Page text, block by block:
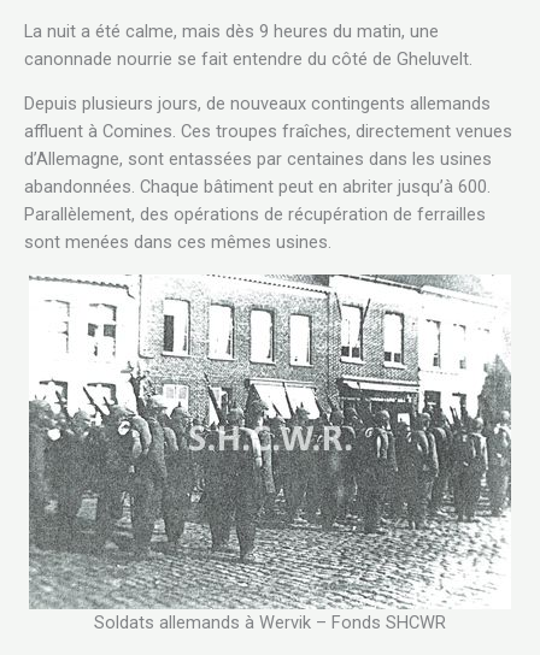
La nuit a été calme, mais dès 9 heures du matin, une
canonnade nourrie se fait entendre du côté de Gheluvelt.
Depuis plusieurs jours, de nouveaux contingents allemands
affluent à Comines. Ces troupes fraîches, directement venues
d’Allemagne, sont entassées par centaines dans les usines
abandonnées. Chaque bâtiment peut en abriter jusqu’à 600.
Parallèlement, des opérations de récupération de ferrailles
sont menées dans ces mêmes usines.
Soldats allemands à Wervik – Fonds SHCWR